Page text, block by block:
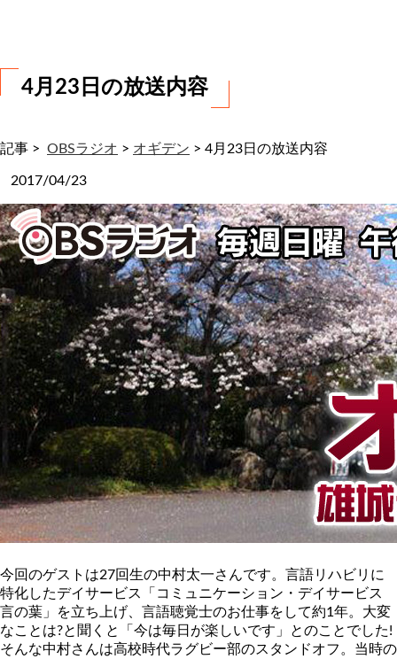
4月23日の放送内容
記事 > OBSラジオ > オギデン > 4月23日の放送内容
2017/04/23
今回のゲストは27回生の中村太一さんです。言語リハビリに
特化したデイサービス「コミュニケーション・デイサービス
言の葉」を立ち上げ、言語聴覚士のお仕事をして約1年。大変
なことは?と聞くと「今は毎日が楽しいです」とのことでした!
そんな中村さんは高校時代ラグビー部のスタンドオフ。当時の